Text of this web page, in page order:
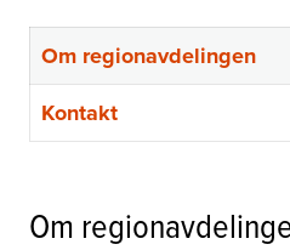
Om regionavdelingen
Kontakt
Om